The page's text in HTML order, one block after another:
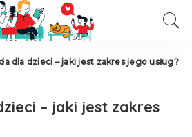
dla dzieci – jaki jest zakres jego usług?
– jaki jest zakres